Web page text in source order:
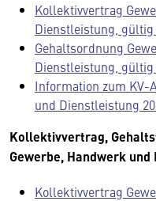
Kollektivvertrag
Dienstleistung, gültig
Gehaltsordnung
Dienstleistung, gültig
Information zum KV-
und Dienstleistung
Kollektivvertrag,
Gewerbe, Handwerk
Kollektivvertrag